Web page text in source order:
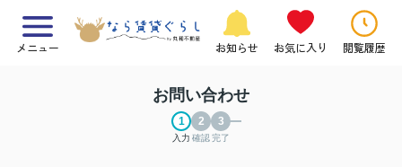
メニュー お知らせ お気に入り 閲覧履歴
お問い合わせ
入力 確認完了